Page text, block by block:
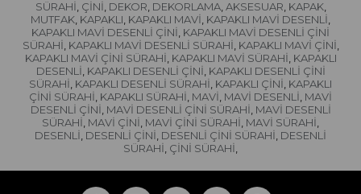
SÜRAHİ, ÇİNİ, DEKOR, DEKORLAMA, AKSESUAR, KAPAK,
MUTFAK, KAPAKLI, KAPAKLI MAVİ, KAPAKLI MAVİ DESENLİ,
KAPAKLI MAVİ DESENLİ ÇİNİ, KAPAKLI MAVİ DESENLİ ÇİNİ
SÜRAHİ, KAPAKLI MAVİ DESENLİ SÜRAHİ, KAPAKLI MAVİ ÇİNİ,
KAPAKLI MAVİ ÇİNİ SÜRAHİ, KAPAKLI MAVİ SÜRAHİ, KAPAKLI
DESENLİ, KAPAKLI DESENLİ ÇİNİ, KAPAKLI DESENLİ ÇİNİ
SÜRAHİ, KAPAKLI DESENLİ SÜRAHİ, KAPAKLI ÇİNİ, KAPAKLI
ÇİNİ SÜRAHİ, KAPAKLI SÜRAHİ, MAVİ, MAVİ DESENLİ, MAVİ
DESENLİ ÇİNİ, MAVİ DESENLİ ÇİNİ SÜRAHİ, MAVİ DESENLİ
SÜRAHİ, MAVİ ÇİNİ, MAVİ ÇİNİ SÜRAHİ, MAVİ SÜRAHİ,
DESENLİ, DESENLİ ÇİNİ, DESENLİ ÇİNİ SÜRAHİ, DESENLİ
SÜRAHİ, ÇİNİ SÜRAHİ,